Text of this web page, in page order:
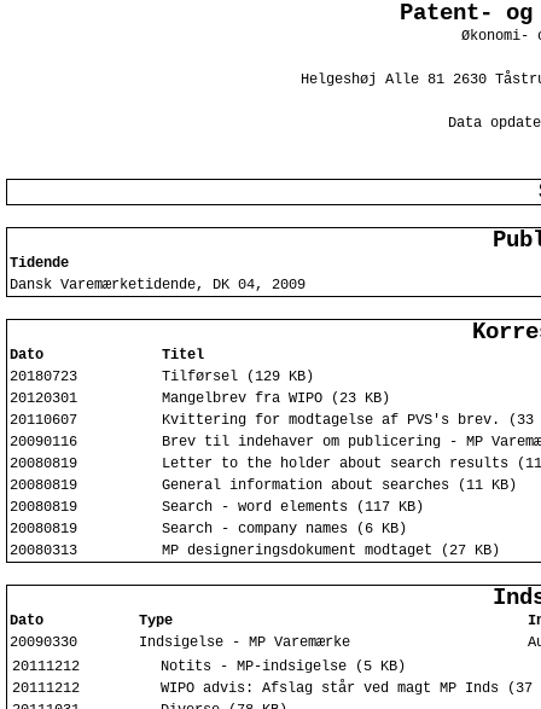
Patent- og
Økonomi-
Helgeshøj Alle 81 2630
Data
Tidende
Dansk Varemærketidende, DK 04, 2009
Dato
Titel
20180723
Tilførsel (129 KB)
20120301
Mangelbrev fra WIPO (23 KB)
20110607
Kvittering for modtagelse af PVS's brev. (33
20090116
Brev til indehaver om publicering - MP
20080819
Letter to the holder about search results
20080819
General information about searches (11 KB)
20080819
Search - word elements (117 KB)
20080819
Search - company names (6 KB)
20080313
MP designeringsdokument modtaget (27 KB)
Dato Type
20090330
Indsigelse - MP Varemærke
20111212
Notits - MP-indsigelse (5 KB)
20111212
WIPO advis: Afslag står ved magt MP Inds (37